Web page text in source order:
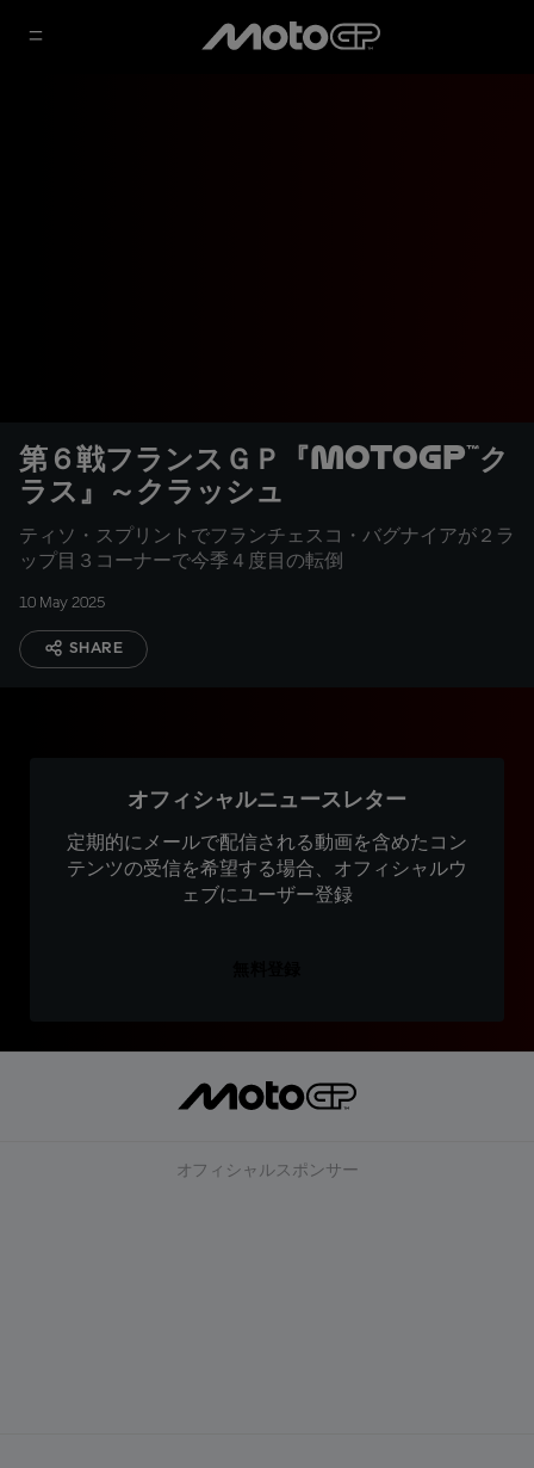
第６戦フランスＧＰ『MotoGP™ク
ラス』～クラッシュ
ティソ・スプリントでフランチェスコ・バグナイアが２ラ
ップ目３コーナーで今季４度目の転倒
10 May 2025
SHARE
オフィシャルニュースレター
定期的にメールで配信される動画を含めたコン
テンツの受信を希望する場合、オフィシャルウ
ェブにユーザー登録
オフィシャルスポンサー